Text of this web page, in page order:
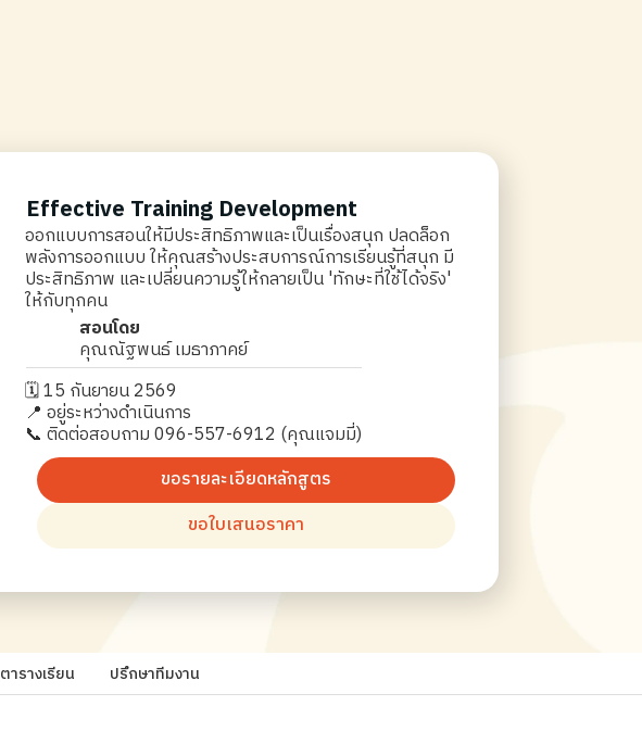
Effective Training Development
ออกแบบการสอนให้มีประสิทธิภาพและเป็นเรื่องสนุก ปลดล็อก
พลังการออกแบบ ให้คุณสร้างประสบการณ์การเรียนรู้ที่สนุก มี
ประสิทธิภาพ และเปลี่ยนความรู้ให้กลายเป็น 'ทักษะที่ใช้ได้จริง'
ให้กับทุกคน
สอนโดย
คุณณัฐพนธ์ เมธาภาคย์
️️🗓️ 15 กันยายน 2569
📍 อยู่ระหว่างดำเนินการ
📞 ติดต่อสอบถาม 096-557-6912 (คุณแจมมี่)
ขอรายละเอียดหลักสูตร
ขอใบเสนอราคา
ตารางเรียน ปรึกษาทีมงาน